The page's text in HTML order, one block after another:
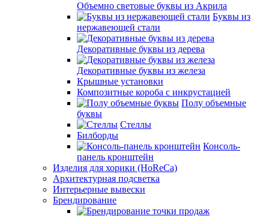
Объемно световые буквы из Акрила
Буквы из
нержавеющей стали
Декоративные буквы из дерева
Декоративные буквы из железа
Крышные установки
Композитные короба с инкрустацией
Полу объемные
буквы
Стеллы
Билборды
Консоль-
панель кронштейн
Изделия для хорики (HoReCa)
Архитектурная подсветка
Интерьерные вывески
Брендирование